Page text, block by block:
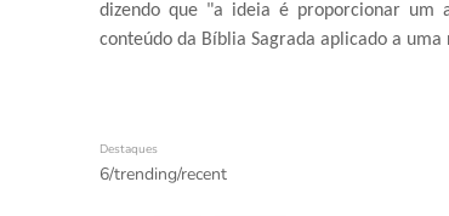
dizendo que "a ideia é proporcionar um
conteúdo da Bíblia Sagrada aplicado a
Destaques
6/trending/recent